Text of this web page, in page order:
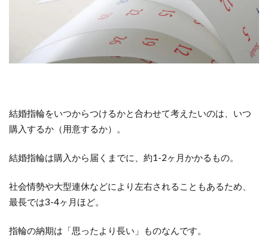
結婚指輪をいつからつけるかと合わせて考えたいのは、いつ
購入するか（用意するか）。
結婚指輪は購入から届くまでに、約1-2ヶ月かかるもの。
社会情勢や大型連休などにより左右されることもあるため、
最長では3-4ヶ月ほど。
指輪の納期は「思ったより長い」ものなんです。